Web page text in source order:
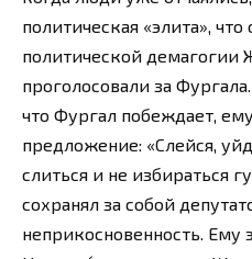
политическая «элита», что
политической демагогии
проголосовали за
что Фургал побеждает,
предложение: «Слейся,
слиться и не избираться
сохранял за собой
неприкосновенность. Ему